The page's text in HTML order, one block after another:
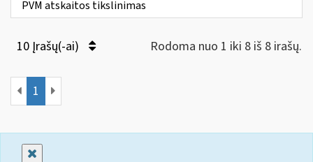
PVM atskaitos tikslinimas
10 Įrašų(-ai) Rodoma nuo 1 iki 8 iš 8 irašų.
1